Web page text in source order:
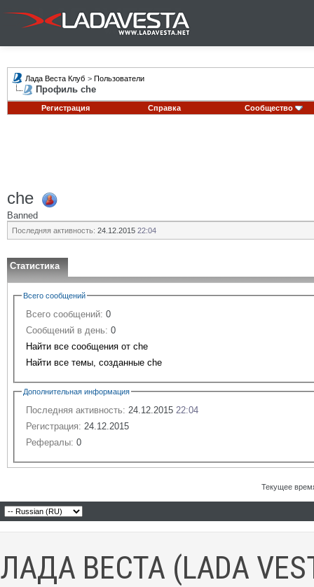
Лада Веста Клуб > Пользователи
Профиль che
Регистрация Справка Сообщество
che
Banned
Последняя активность: 24.12.2015 22:04
Статистика
Всего сообщений
Всего сообщений: 0
Сообщений в день: 0
Найти все сообщения от che
Найти все темы, созданные che
Дополнительная информация
Последняя активность: 24.12.2015 22:04
Регистрация: 24.12.2015
Рефералы: 0
Текущее
ЛАДА ВЕСТА (LADA